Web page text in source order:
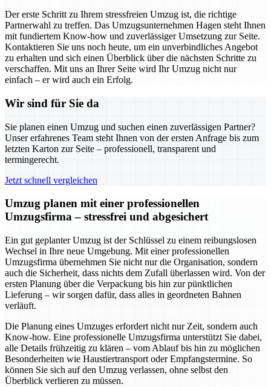
Der erste Schritt zu Ihrem stressfreien Umzug ist, die richtige
Partnerwahl zu treffen. Das Umzugsunternehmen Hagen steht Ihnen
mit fundiertem Know-how und zuverlässiger Umsetzung zur Seite.
Kontaktieren Sie uns noch heute, um ein unverbindliches Angebot
zu erhalten und sich einen Überblick über die nächsten Schritte zu
verschaffen. Mit uns an Ihrer Seite wird Ihr Umzug nicht nur
einfach – er wird auch ein Erfolg.
Wir sind für Sie da
Sie planen einen Umzug und suchen einen zuverlässigen Partner?
Unser erfahrenes Team steht Ihnen von der ersten Anfrage bis zum
letzten Karton zur Seite – professionell, transparent und
termingerecht.
Jetzt schnell vergleichen
Umzug planen mit einer professionellen
Umzugsfirma – stressfrei und abgesichert
Ein gut geplanter Umzug ist der Schlüssel zu einem reibungslosen
Wechsel in Ihre neue Umgebung. Mit einer professionellen
Umzugsfirma übernehmen Sie nicht nur die Organisation, sondern
auch die Sicherheit, dass nichts dem Zufall überlassen wird. Von der
ersten Planung über die Verpackung bis hin zur pünktlichen
Lieferung – wir sorgen dafür, dass alles in geordneten Bahnen
verläuft.
Die Planung eines Umzuges erfordert nicht nur Zeit, sondern auch
Know-how. Eine professionelle Umzugsfirma unterstützt Sie dabei,
alle Details frühzeitig zu klären – vom Ablauf bis hin zu möglichen
Besonderheiten wie Haustiertransport oder Empfangstermine. So
können Sie sich auf den Umzug verlassen, ohne selbst den
Überblick verlieren zu müssen.